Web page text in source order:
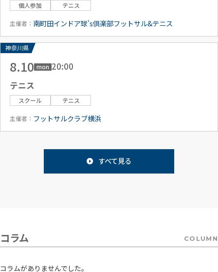
個人参加 テニス
主催者： 南町田インドア球's倶楽部フットサル&テニス
神奈川県
8.10 mon 20:00
テニス
スクール テニス
主催者： フットサルクラブ横浜
すべて見る
コラム COLUMN
コラムがありませんでした。